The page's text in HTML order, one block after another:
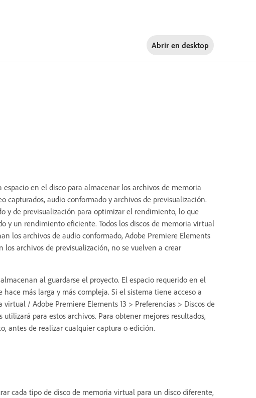
Abrir en desktop
en el disco para almacenar los archivos de memoria
capturados, audio conformado y archivos de previsualización.
y de previsualización para optimizar el rendimiento, lo que
y un rendimiento eficiente. Todos los discos de memoria virtual
los archivos de audio conformado, Adobe Premiere Elements
archivos de previsualización, no se vuelven a crear
al guardarse el proyecto. El espacio requerido en el
más larga y más compleja. Si el sistema tiene acceso a
/ Adobe Premiere Elements 13 > Preferencias > Discos de
para estos archivos. Para obtener mejores resultados,
antes de realizar cualquier captura o edición.
cada tipo de disco de memoria virtual para un disco diferente,